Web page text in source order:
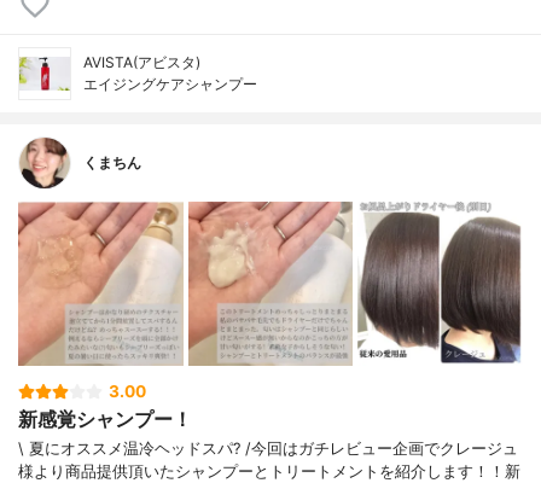
AVISTA(アビスタ)
エイジングケアシャンプー
くまちん
3.00
新感覚シャンプー！
\ 夏にオススメ温冷ヘッドスパ? /今回はガチレビュー企画でクレージュ
様より商品提供頂いたシャンプーとトリートメントを紹介します！！新